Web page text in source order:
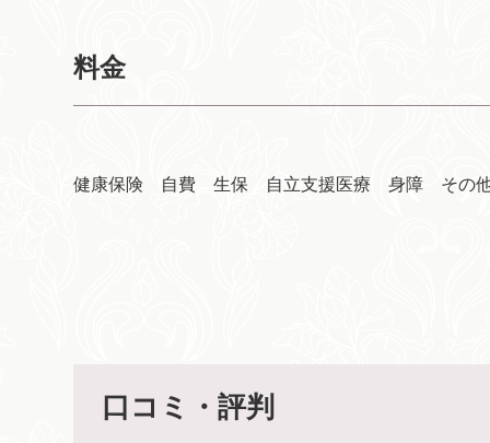
料金
健康保険 自費 生保 自立支援医療 身障 その他
口コミ・評判